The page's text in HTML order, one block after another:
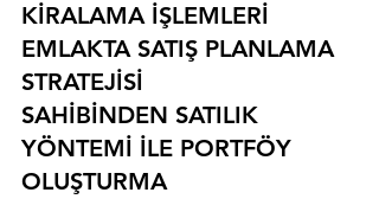
KİRALAMA İŞLEMLERİ
EMLAKTA SATIŞ PLANLAMA
STRATEJİSİ
SAHİBİNDEN SATILIK
YÖNTEMİ İLE PORTFÖY
OLUŞTURMA